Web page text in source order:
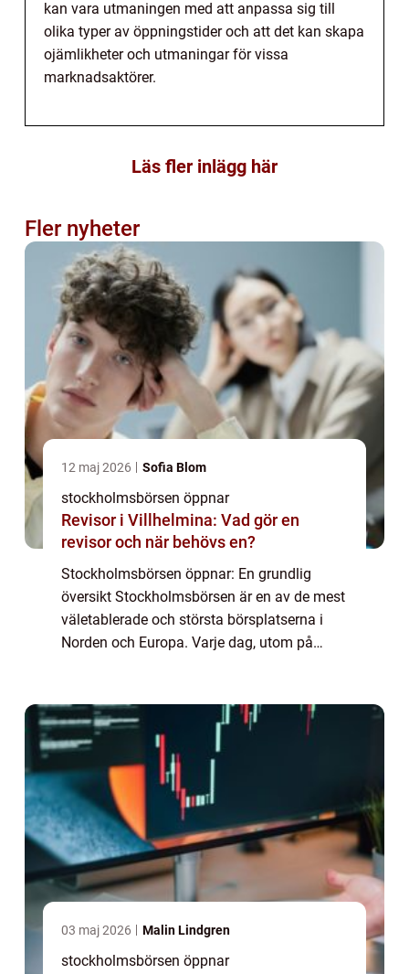
kan vara utmaningen med att anpassa sig till
olika typer av öppningstider och att det kan skapa
ojämlikheter och utmaningar för vissa
marknadsaktörer.
Läs fler inlägg här
Fler nyheter
12 maj 2026 Sofia Blom
stockholmsbörsen öppnar
Revisor i Villhelmina: Vad gör en
revisor och när behövs en?
Stockholmsbörsen öppnar: En grundlig
översikt Stockholmsbörsen är en av de mest
väletablerade och största börsplatserna i
Norden och Europa. Varje dag, utom på
finansiell...
03 maj 2026 Malin Lindgren
stockholmsbörsen öppnar